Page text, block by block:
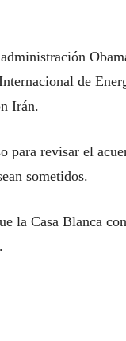
de
Irán.
para revisar el
sometidos.
la Casa Blanca